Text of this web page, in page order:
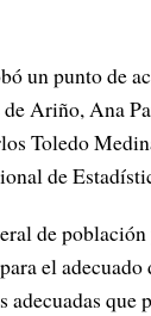
un punto de
Ariño, Ana
Toledo
de
de
el